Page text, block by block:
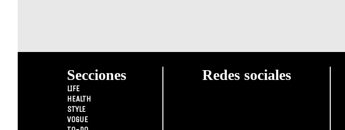
Secciones
LIFE
HEALTH
STYLE
VOGUE
Redes sociales